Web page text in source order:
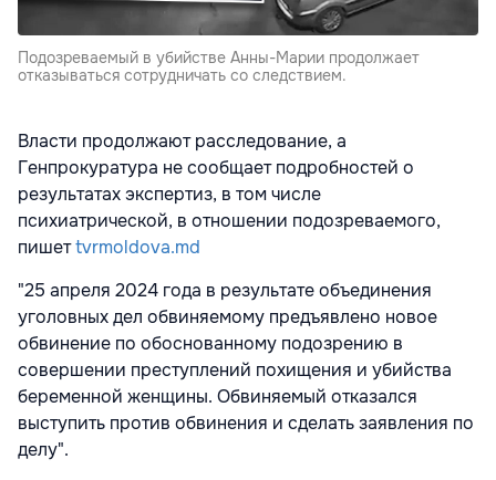
Подозреваемый в убийстве Анны-Марии продолжает
отказываться сотрудничать со следствием.
Власти продолжают расследование, а
Генпрокуратура не сообщает подробностей о
результатах экспертиз, в том числе
психиатрической, в отношении подозреваемого,
пишетtvrmoldova.md
"25 апреля 2024 года в результате объединения
уголовных дел обвиняемому предъявлено новое
обвинение по обоснованному подозрению в
совершении преступлений похищения и убийства
беременной женщины. Обвиняемый отказался
выступить против обвинения и сделать заявления по
делу".